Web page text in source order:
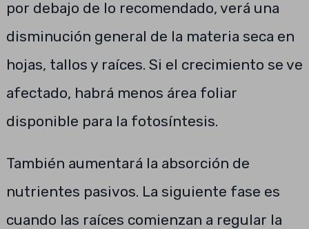
por debajo de lo recomendado, verá una
disminución general de la materia seca en
hojas, tallos y raíces. Si el crecimiento se ve
afectado, habrá menos área foliar
disponible para la fotosíntesis.
También aumentará la absorción de
nutrientes pasivos. La siguiente fase es
cuando las raíces comienzan a regular la